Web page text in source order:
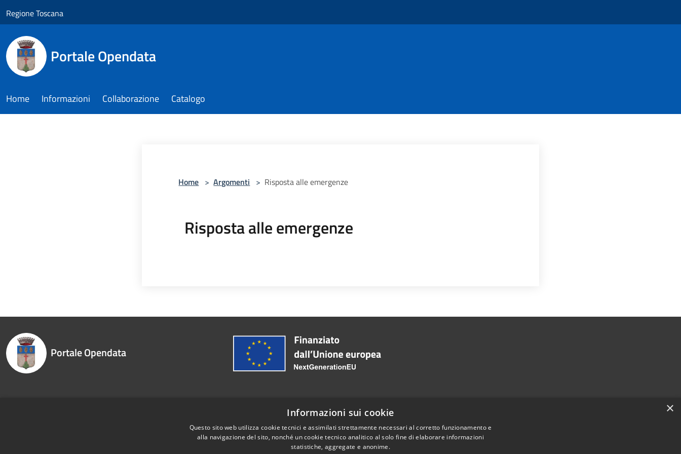
Regione Toscana
Portale Opendata
Home Informazioni Collaborazione Catalogo
Home > Argomenti > Risposta alle emergenze
Risposta alle emergenze
Portale Opendata
Telefono:055.203641
×
Informazioni sui cookie
Questo sito web utilizza cookie tecnici e assimilati strettamente necessari al corretto funzionamento e
alla navigazione del sito, nonché un cookie tecnico analitico al solo fine di elaborare informazioni
statistiche, aggregate e anonime.